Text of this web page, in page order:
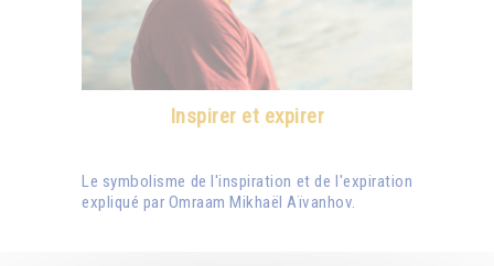
Inspirer et expirer
Le symbolisme de l'inspiration et de l'expiration
expliqué par Omraam Mikhaël Aïvanhov.